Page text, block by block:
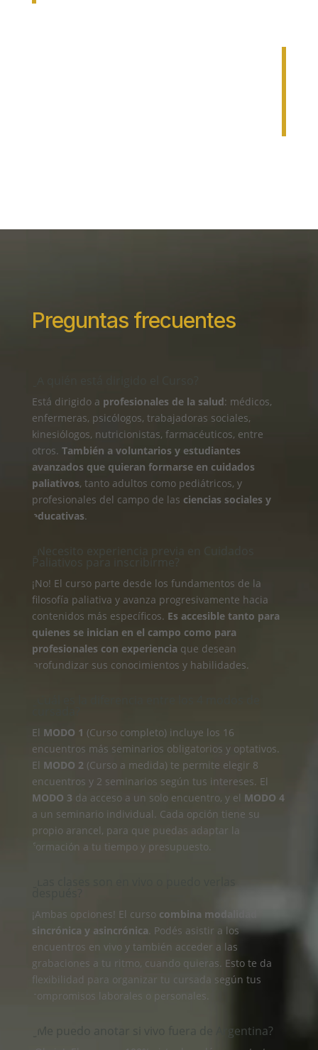
Preguntas frecuentes
Está dirigido a profesionales de la salud: médicos,
enfermeras, psicólogos, trabajadoras sociales,
kinesiólogos, nutricionistas, farmacéuticos, entre
otros. También a voluntarios y estudiantes
avanzados que quieran formarse en cuidados
paliativos, tanto adultos como pediátricos, y
profesionales del campo de las ciencias sociales y
educativas.
¿Necesito experiencia previa en Cuidados
Paliativos para inscribirme?
¡No! El curso parte desde los fundamentos de la
filosofía paliativa y avanza progresivamente hacia
contenidos más específicos. Es accesible tanto para
quienes se inician en el campo como para
profesionales con experiencia que desean
profundizar sus conocimientos y habilidades.
El MODO 1 (Curso completo) incluye los 16
encuentros más seminarios obligatorios y optativos.
El MODO 2 (Curso a medida) te permite elegir 8
encuentros y 2 seminarios según tus intereses. El
MODO 3 da acceso a un solo encuentro, y el MODO 4
a un seminario individual. Cada opción tiene su
propio arancel, para que puedas adaptar la
formación a tu tiempo y presupuesto.
¡Ambas opciones! El curso combina modalidad
sincrónica y asincrónica. Podés asistir a los
encuentros en vivo y también acceder a las
grabaciones a tu ritmo, cuando quieras. Esto te da
flexibilidad para organizar tu cursada según tus
compromisos laborales o personales.
¿Me puedo anotar si vivo fuera de Argentina?